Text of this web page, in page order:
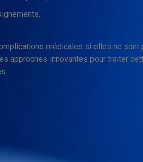
médicales si elles ne sont
approches innovantes pour traiter